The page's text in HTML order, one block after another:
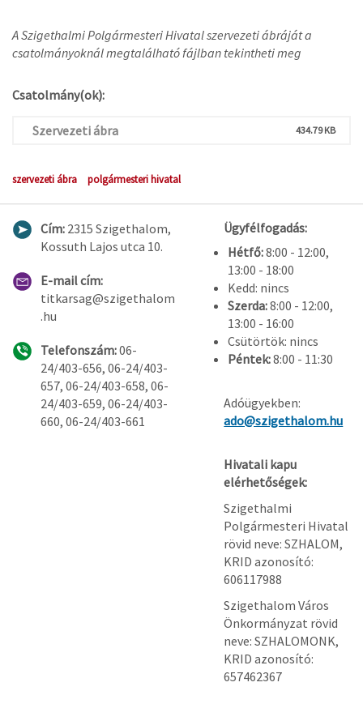
A Szigethalmi Polgármesteri Hivatal szervezeti ábráját a
csatolmányoknál megtalálható fájlban tekintheti meg
Csatolmány(ok):
Szervezeti ábra 434.79 KB
szervezeti ábra polgármesteri hivatal
Cím: 2315 Szigethalom,
Kossuth Lajos utca 10.
E-mail cím:
titkarsag@szigethalom
.hu
Telefonszám:06-
24/403-656, 06-24/403-
657, 06-24/403-658, 06-
24/403-659, 06-24/403-
660, 06-24/403-661
Ügyfélfogadás:
Hétfő:8:00 - 12:00,
13:00 - 18:00
Kedd: nincs
Szerda:8:00 - 12:00,
13:00 - 16:00
Csütörtök: nincs
Péntek:8:00 - 11:30
Adóügyekben:
ado@szigethalom.hu
Hivatali kapu
elérhetőségek:
Szigethalmi
Polgármesteri Hivatal
rövid neve: SZHALOM,
KRID azonosító:
606117988
Szigethalom Város
Önkormányzat rövid
neve: SZHALOMONK,
KRID azonosító:
657462367